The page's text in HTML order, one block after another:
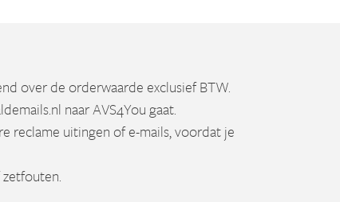
over de orderwaarde exclusief BTW.
naar AVS4You gaat.
reclame uitingen of e-mails, voordat je